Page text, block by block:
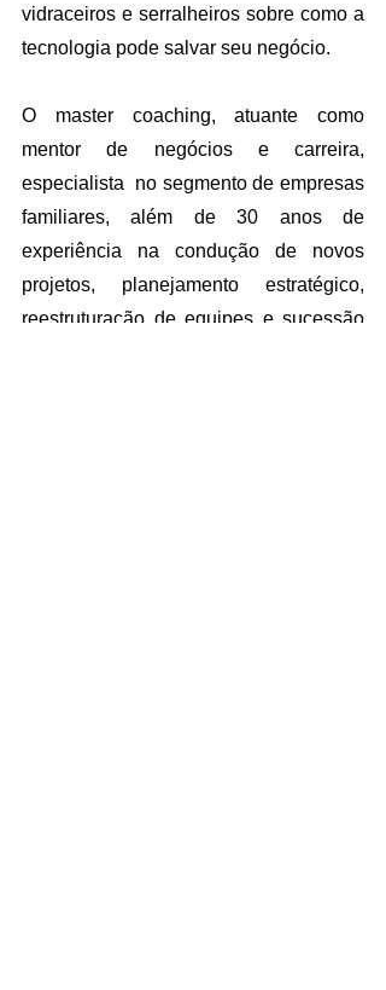
vidraceiros e serralheiros sobre como a
tecnologia pode salvar seu negócio.
O master coaching, atuante como
mentor de negócios e carreira,
especialista  no segmento de empresas
familiares, além de 30 anos de
experiência na condução de novos
projetos, planejamento estratégico,
reestruturação de equipes e sucessão